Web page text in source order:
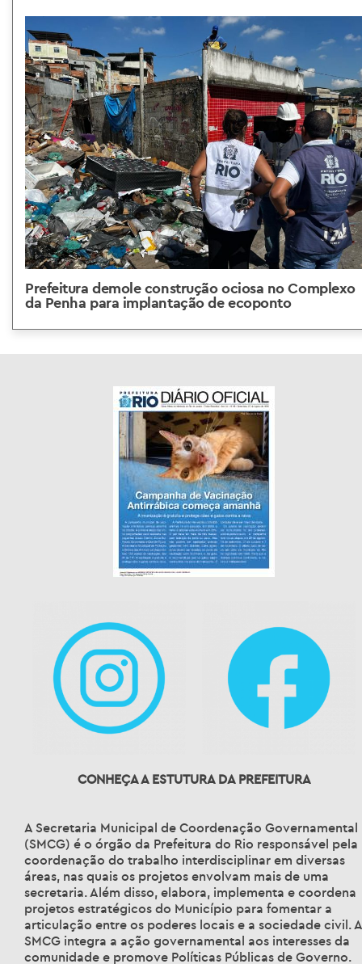
Prefeitura demole construção ociosa no Complexo
da Penha para implantação de ecoponto
CONHEÇA A ESTUTURA DA PREFEITURA
A Secretaria Municipal de Coordenação Governamental
(SMCG) é o órgão da Prefeitura do Rio responsável pela
coordenação do trabalho interdisciplinar em diversas
áreas, nas quais os projetos envolvam mais de uma
secretaria. Além disso, elabora, implementa e coordena
projetos estratégicos do Município para fomentar a
articulação entre os poderes locais e a sociedade civil. A
SMCG integra a ação governamental aos interesses da
comunidade e promove Políticas Públicas de Governo.